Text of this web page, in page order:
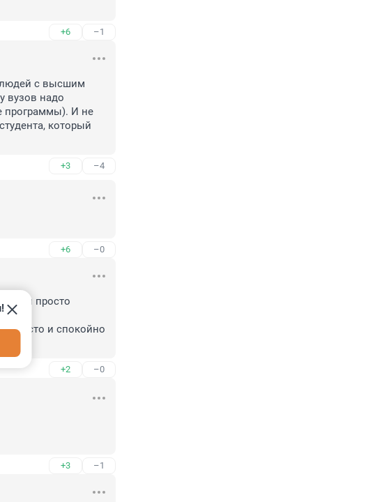
+6 –1
людей с высшим
вузов надо
программы). И не
который
+3 –4
+6 –0
просто
,просто и спокойно
+2 –0
+3 –1